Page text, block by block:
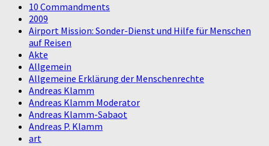
10 Commandments
2009
Airport Mission: Sonder-Dienst und Hilfe für Menschen
auf Reisen
Akte
Allgemein
Allgemeine Erklärung der Menschenrechte
Andreas Klamm
Andreas Klamm Moderator
Andreas Klamm-Sabaot
Andreas P. Klamm
art